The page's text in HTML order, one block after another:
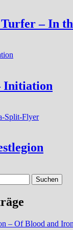
– In
Initiation
– Of Blood and Iron